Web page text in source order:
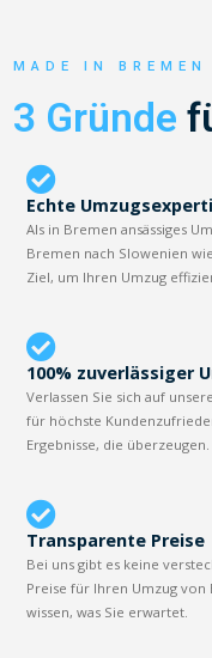
MADE IN BREMEN
3 Gründe
Echte
Als in Bremen ansässiges
Bremen nach Slowenien
Ziel, um Ihren Umzug
100% zuverlässiger
Verlassen Sie sich auf
für höchste
Ergebnisse, die überzeugen.
Transparente Preise
Bei uns gibt es keine
Preise für Ihren Umzug
wissen, was Sie erwartet.